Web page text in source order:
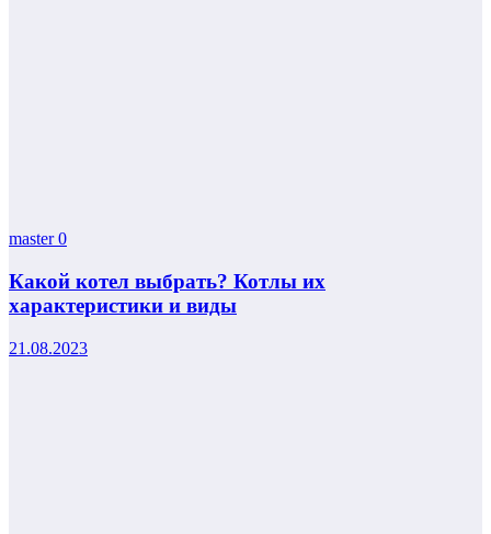
master0
Какой котел выбрать? Котлы их
характеристики и виды
21.08.2023